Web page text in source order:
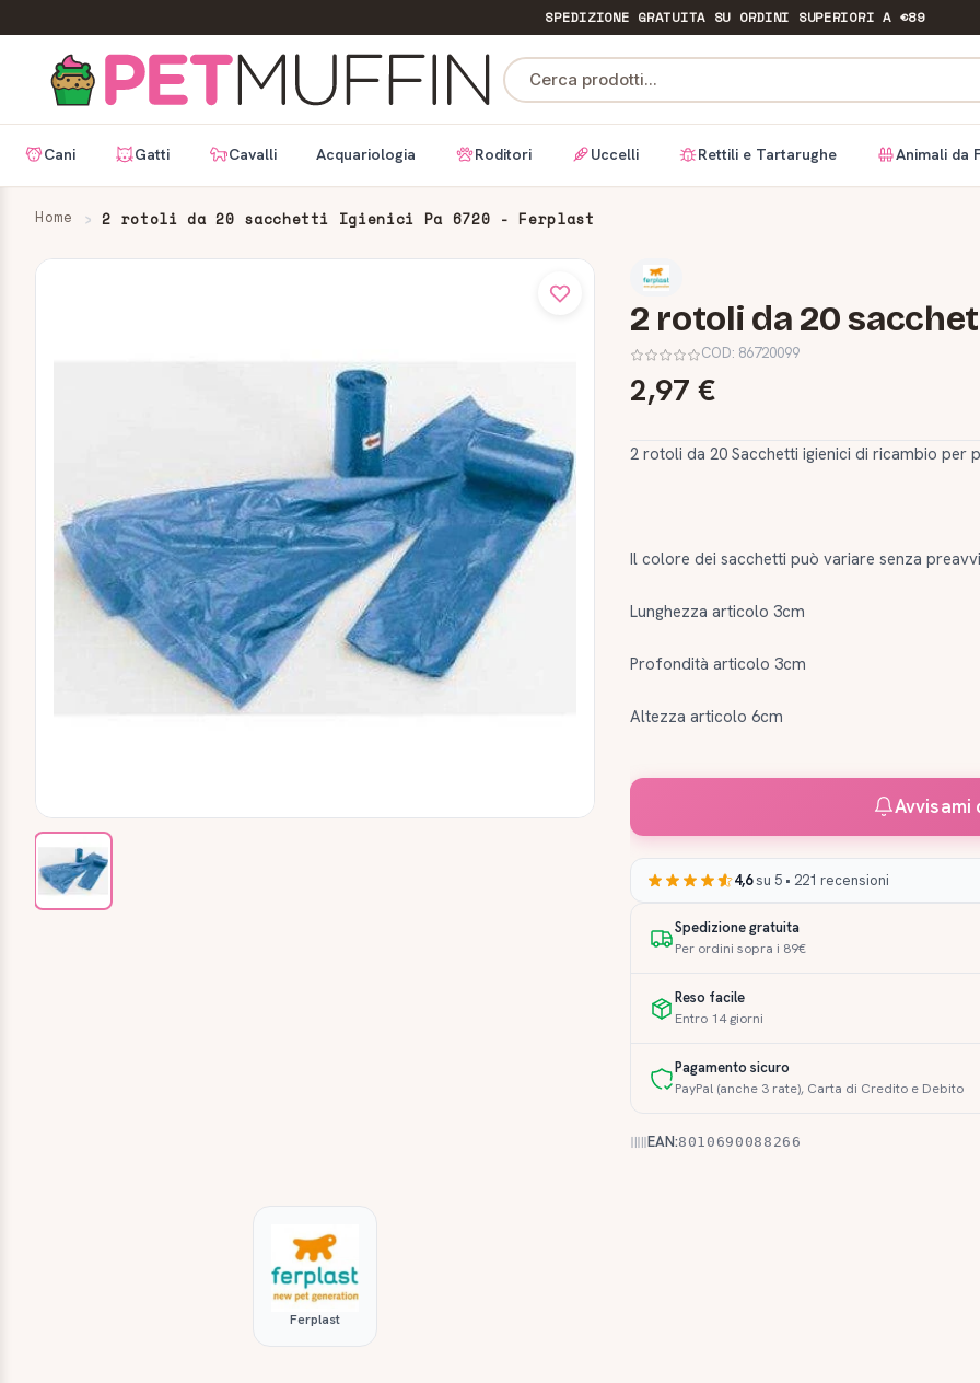
SPEDIZIONE GRATUITASU ORDINI SUPERIORI A €89
Cerca prodotti...
Cani Gatti Cavalli Acquariologia Roditori Uccelli Rettili e Tartarughe Animali da
Home 2 rotoli da 20 sacchetti Igienici Pa 6720 - Ferplast
2 rotoli da 20
COD: 86720099
2,97 €
2 rotoli da 20 Sacchetti igienici di ricambio per
Il colore dei sacchetti può variare senza
Lunghezza articolo 3cm
Profondità articolo 3cm
Altezza articolo 6cm
Avvisami
4,6su 5 • 221 recensioni
Spedizione gratuita
Per ordini sopra i 89€
Reso facile
Entro 14 giorni
Pagamento sicuro
PayPal (anche 3 rate), Carta di Credito e Debito
EAN:8010690088266
Ferplast